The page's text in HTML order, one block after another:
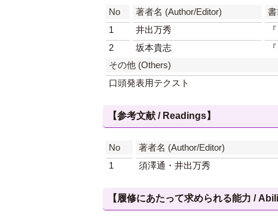
No 著者名 (Author/Editor)
1
井出万秀
2
坂本貴志
その他 (Others)
口頭発表用テクスト
【参考文献 / Readings】
No 著者名 (Author/Editor)
1
須澤通・井出万秀
【履修にあたって求められる能力 /